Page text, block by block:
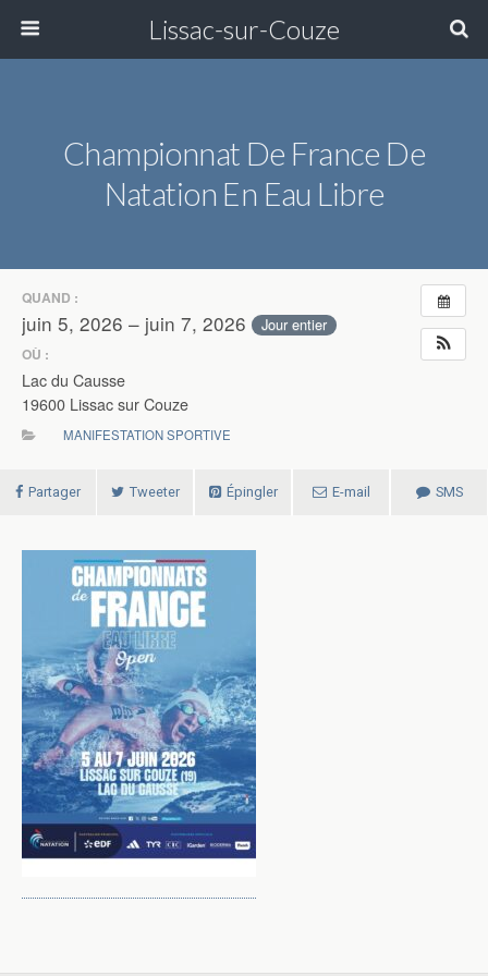
Lissac-sur-Couze
Championnat De France De
Natation En Eau Libre
QUAND :
juin 5, 2026 – juin 7, 2026 Jour entier
OÙ :
Lac du Causse
19600 Lissac sur Couze
MANIFESTATION SPORTIVE
Partager Tweeter Épingler E-mail SMS